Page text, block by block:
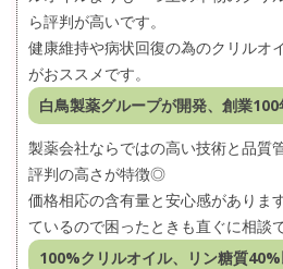
ら評判が高いです。
健康維持や病状回復の為のクリルオ
がおススメです。
白鳥製薬グループが開発、創業
製薬会社ならではの高い技術と品質
評判の高さが特徴◎
価格相応の含有量と安心感がありま
ているので困ったときも直ぐに相談
100%クリルオイル、リン糖質